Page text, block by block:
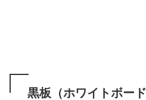
黒板（ホワイトボー